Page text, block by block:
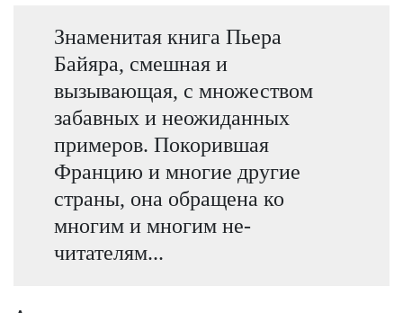
Знаменитая книга Пьера
Байяра, смешная и
вызывающая, с множеством
забавных и неожиданных
примеров. Покорившая
Францию и многие другие
страны, она обращена ко
многим и многим не-
читателям...